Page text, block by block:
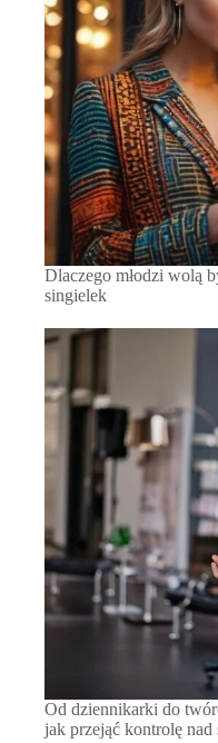
Dlaczego młodzi wolą
singielek
Od dziennikarki do
jak przejąć kontrolę nad